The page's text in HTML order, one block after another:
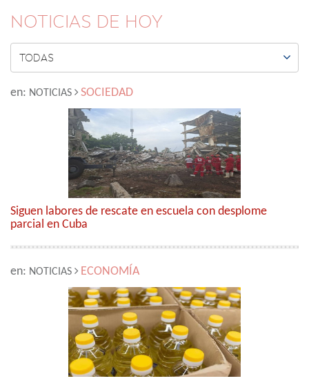
NOTICIAS DE HOY
TODAS 
en: NOTICIAS SOCIEDAD
Siguen labores de rescate en escuela con desplome
parcial en Cuba
en: NOTICIAS ECONOMÍA